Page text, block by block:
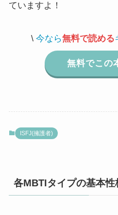
ていますよ！
\ 今なら無料で読める
無料でこの
ISFJ(擁護者)
各MBTIタイプの基本性